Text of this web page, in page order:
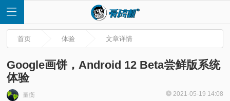
首
首页 体验 文章详情
Google画饼，Android 12 Beta尝鲜版系统
体验
量衡 2021-05-19 14:08